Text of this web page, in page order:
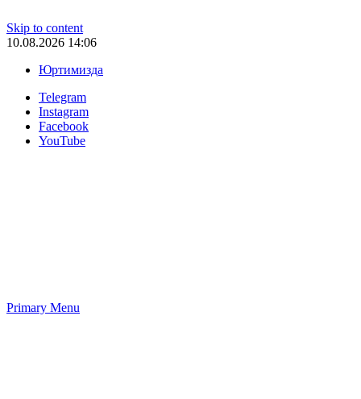
Skip to content
10.08.2026 14:06
Юртимизда
Telegram
Instagram
Facebook
YouTube
Primary Menu